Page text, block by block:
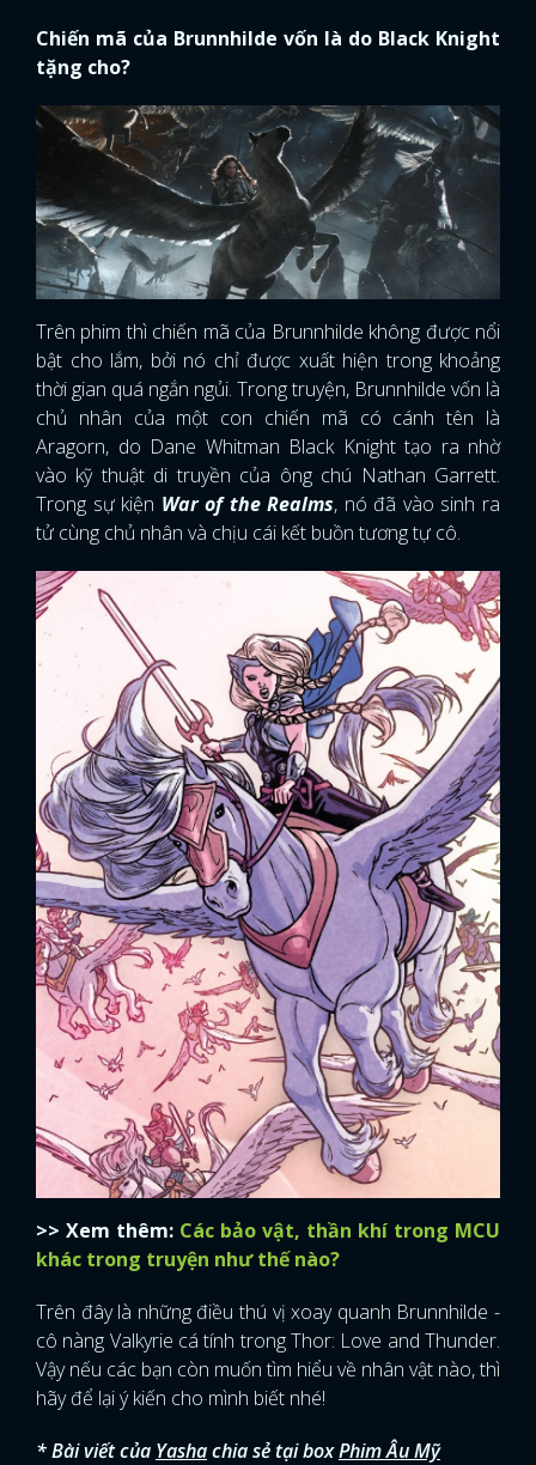
Chiến mã của Brunnhilde vốn là do Black Knight
tặng cho?
Trên phim thì chiến mã của Brunnhilde không được nổi
bật cho lắm, bởi nó chỉ được xuất hiện trong khoảng
thời gian quá ngắn ngủi. Trong truyện, Brunnhilde vốn là
chủ nhân của một con chiến mã có cánh tên là
Aragorn, do Dane Whitman Black Knight tạo ra nhờ
vào kỹ thuật di truyền của ông chú Nathan Garrett.
Trong sự kiện War of the Realms, nó đã vào sinh ra
tử cùng chủ nhân và chịu cái kết buồn tương tự cô.
>> Xem thêm: Các bảo vật, thần khí trong MCU
khác trong truyện như thế nào?
Trên đây là những điều thú vị xoay quanh Brunnhilde -
cô nàng Valkyrie cá tính trong Thor: Love and Thunder.
Vậy nếu các bạn còn muốn tìm hiểu về nhân vật nào, thì
hãy để lại ý kiến cho mình biết nhé!
* Bài viết của Yashachia sẻ tại boxPhim Âu Mỹ